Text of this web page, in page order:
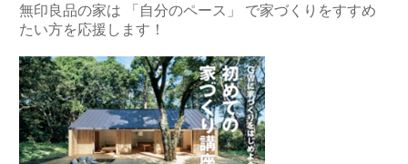
無印良品の家は 「自分のペース」 で家づくりをすすめ
たい方を応援します！